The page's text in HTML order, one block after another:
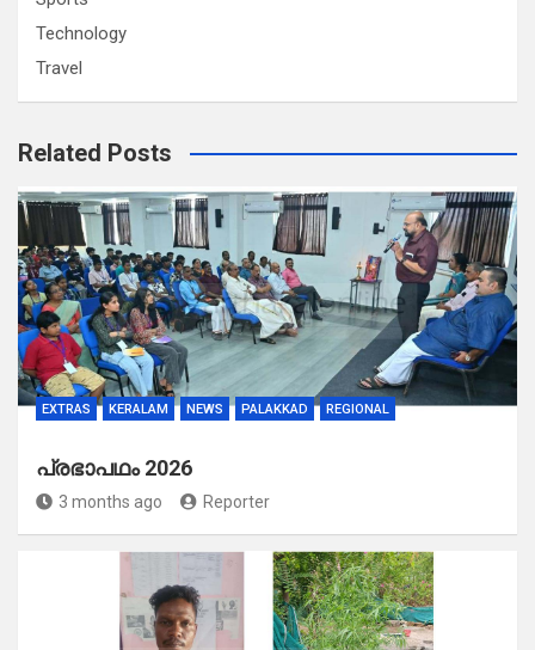
Technology
Travel
Related Posts
EXTRAS KERALAM NEWS PALAKKAD REGIONAL
പ്രഭാപഥം 2026
3 months ago Reporter